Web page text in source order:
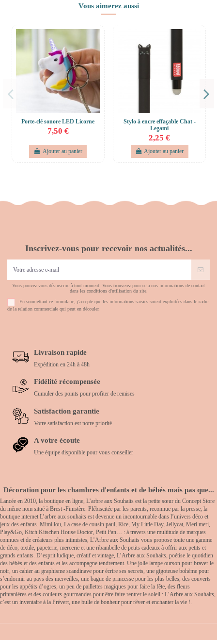
Vous aimerez aussi
Porte-clé sonore LED Licorne
7,50 €
Ajouter au panier
Stylo à encre effaçable Chat -
Legami
2,25 €
Ajouter au panier
Inscrivez-vous pour recevoir nos actualités...
Vous pouvez vous désinscrire à tout moment. Vous trouverez pour cela nos informations de contact
dans les conditions d'utilisation du site.
En soumettant ce formulaire, j'accepte que les informations saisies soient exploitées dans le cadre
de la relation commerciale qui peut en découler.
Livraison rapide
Expédition en 24h à 48h
Fidélité récompensée
Cumuler des points pour profiter de remises
Satisfaction garantie
Votre satisfaction est notre priorité
A votre écoute
Une équipe disponible pour vous conseiller
Décoration pour les chambres d'enfants et de bébés mais pas que...
Lancée en 2010, la boutique en ligne, L’arbre aux Souhaits est la petite sœur du Concept Store
du même nom situé à Brest -Finistère. Plébiscitée par les parents, reconnue par la presse, la
boutique internet L’arbre aux souhaits est devenue un incontournable dans l’univers déco et
jeux des enfants. Mimi lou, La case de cousin paul, Rice, My Little Day, Jellycat, Meri meri,
Play&Go, Kitch Kitschen House Doctor, Petit Pan… : à travers une multitude de marques
connues et de créateurs plus intimistes, L’Arbre aux Souhaits vous propose toute une gamme
de déco, textile, papeterie, mercerie et une ribambelle de petits cadeaux à offrir aux petits et
grands enfants. D’esprit ludique, créatif et vintage, L’Arbre aux Souhaits, poétise le quotidien
des bébés et des enfants et les accompagne tendrement. Une jolie lampe ourson pour braver le
noir, un cahier au graphisme scandinave pour écrire ses secrets, une gigoteuse bohème pour
s’endormir au pays des merveilles, une bague de princesse pour les plus belles, des couverts
pour les appétits d’ogres, un peu de paillettes magiques pour faire la fête, des fleurs
printanières et des couleurs gourmandes pour être faire rentrer le soleil : L’Arbre aux Souhaits,
c’est un inventaire à la Prévert, une bulle de bonheur pour rêver et enchanter la vie !.